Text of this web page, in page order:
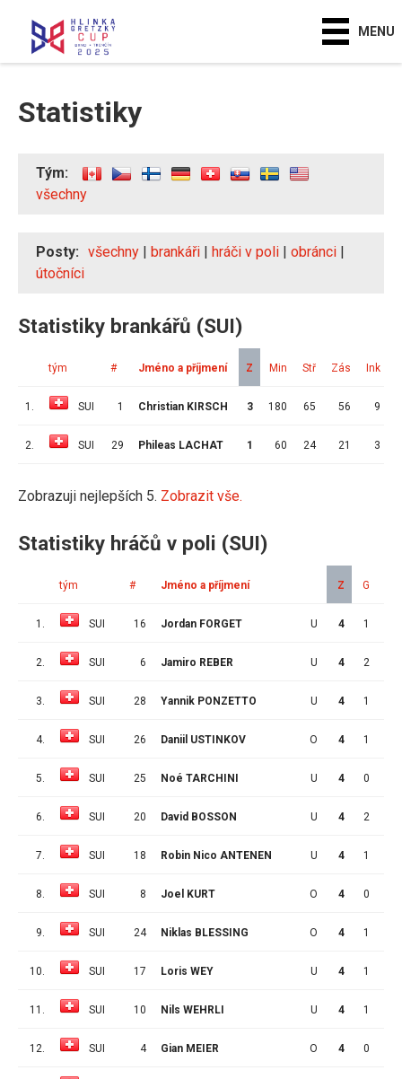
MENU
Statistiky
Tým:
všechny
Posty: všechny | brankáři | hráči v poli | obránci |
útočníci
Statistiky brankářů (SUI)
tým # Jméno a příjmení Z Min Stř Zás Ink
1. SUI 1 Christian KIRSCH 3 180 65 56 9
2. SUI 29 Phileas LACHAT 1 60 24 21 3
Zobrazuji nejlepších 5. Zobrazit vše.
Statistiky hráčů v poli (SUI)
tým # Jméno a příjmení Z G
1. SUI 16 Jordan FORGET U 4 1
2. SUI 6 Jamiro REBER U 4 2
3. SUI 28 Yannik PONZETTO U 4 1
4. SUI 26 Daniil USTINKOV O 4 1
5. SUI 25 Noé TARCHINI U 4 0
6. SUI 20 David BOSSON U 4 2
7. SUI 18 Robin Nico ANTENEN U 4 1
8. SUI 8 Joel KURT O 4 0
9. SUI 24 Niklas BLESSING O 4 1
10. SUI 17 Loris WEY U 4 1
11. SUI 10 Nils WEHRLI U 4 1
12. SUI 4 Gian MEIER O 4 0